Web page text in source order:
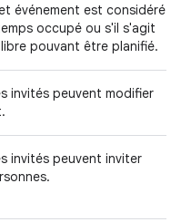
événement est considéré
occupé ou s'il s'agit
pouvant être planifié.
invités peuvent modifier
invités peuvent inviter